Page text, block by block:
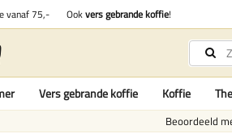
vanaf 75,- Ookvers gebrande koffie!
Vers gebrande koffie Koffie
Beoordeeld